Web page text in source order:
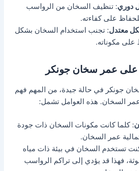
دوري: تنظيف السخان من الرواسب
على كفاءته.
معتدل: تجنب استخدام السخان بشكل
مكوناته.
على عمر سخان جونكر
جونكر في حالة جيدة، من المهم فهم
عمر السخان. هذه العوامل تشمل:
: كلما كانت مكونات السخان ذات جودة
عمر السخان.
تستخدم السخان في بيئة ذات مياه
فهذا قد يؤدي إلى تراكم الرواسب